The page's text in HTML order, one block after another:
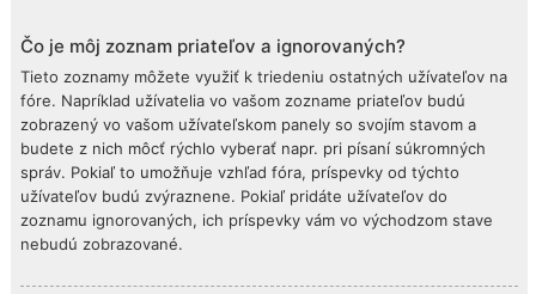
Čo je môj zoznam priateľov a ignorovaných?
Tieto zoznamy môžete využiť k triedeniu ostatných užívateľov na
fóre. Napríklad užívatelia vo vašom zozname priateľov budú
zobrazený vo vašom užívateľskom panely so svojím stavom a
budete z nich môcť rýchlo vyberať napr. pri písaní súkromných
správ. Pokiaľ to umožňuje vzhľad fóra, príspevky od týchto
užívateľov budú zvýraznene. Pokiaľ pridáte užívateľov do
zoznamu ignorovaných, ich príspevky vám vo východzom stave
nebudú zobrazované.